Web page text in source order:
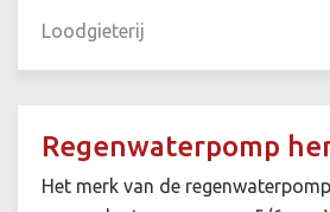
Loodgieterij
Regenwaterpomp
Het merk van de